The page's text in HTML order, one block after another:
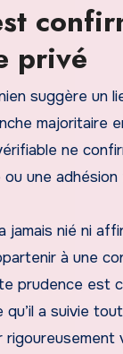
privé
suggère un
majoritaire
ne
une adhésion
jamais nié ni
à une
prudence est
qu’il a suivie
rigoureusement